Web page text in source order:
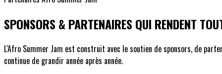
SPONSORS & PARTENAIRES QUI RENDENT
L'Afro Summer Jam est construit avec le soutien de sponsors, de
continue de grandir année après année.